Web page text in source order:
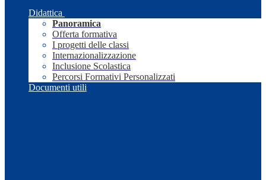
Didattica
Panoramica
Offerta formativa
I progetti delle classi
Internazionalizzazione
Inclusione Scolastica
Percorsi Formativi Personalizzati
Documenti utili